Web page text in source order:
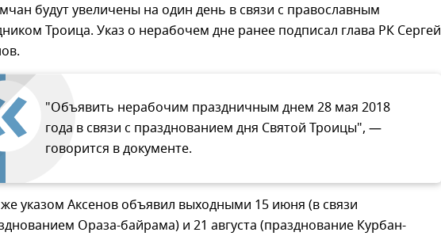
будут увеличены на один день в связи с православным
Троица. Указ о нерабочем дне ранее подписал глава РК Сергей
"Объявить нерабочим праздничным днем 28 мая 2018
года в связи с празднованием дня Святой Троицы", —
говорится в документе.
указом Аксенов объявил выходными 15 июня (в связи
Ораза-байрама) и 21 августа (празднование Курбан-